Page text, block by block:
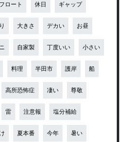
ロート 休日 ギャップ
大きさ デカい お昼
自家製 丁度いい 小さい
料理 半田市 護岸 船
高所恐怖症 凄い 尊敬
雷 注意報 塩分補給
夏本番 今年 暑い